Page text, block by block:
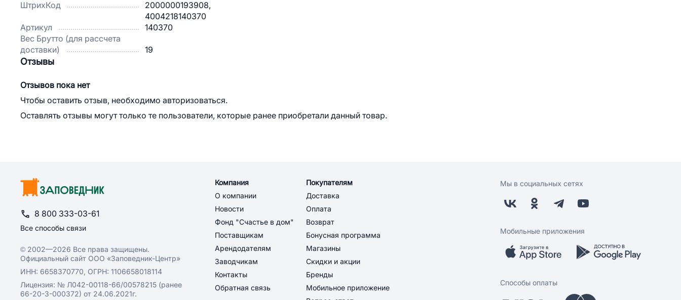
ШтрихКод
2000000193908,
4004218140370
Артикул
140370
Вес Брутто (для рассчета
доставки)
19
Отзывы
Отзывов пока нет
Чтобы оставить отзыв, необходимо авторизоваться.
Оставлять отзывы могут только те пользователи, которые ранее приобретали данный товар.
8 800 333-03-61
Все способы связи
© 2002—2026 Все права защищены.
Официальный сайт ООО «Заповедник-Центр»
ИНН: 6658370770, ОГРН: 1106658018114
Лицензия: № Л042-00118-66/00578215 (ранее
66-20-3-000372) от 24.06.2021г.
Компания
О компании
Новости
Фонд "Счастье в дом"
Поставщикам
Арендодателям
Заводчикам
Контакты
Обратная связь
Покупателям
Доставка
Оплата
Возврат
Бонусная программа
Магазины
Скидки и акции
Бренды
Мобильное приложение
Мы в социальных сетях
Мобильные приложения
Способы оплаты